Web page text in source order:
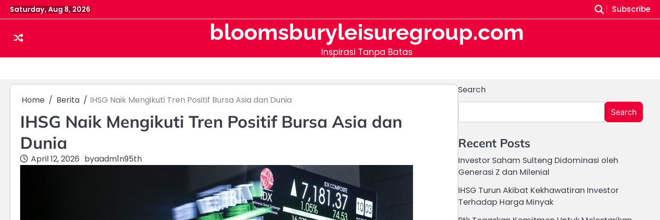
Skip
to
Saturday, Aug 8, 2026 Subscribe
bloomsburyleisuregroup.com
Inspirasi Tanpa Batas
Home Berita IHSG Naik Mengikuti Tren Positif Bursa Asia dan Dunia
IHSG Naik Mengikuti Tren Positif Bursa Asia dan
Dunia
April 12, 2026 byaadm1n95th
Search
Search
Recent Posts
Investor Saham Sulteng Didominasi oleh
Generasi Z dan Milenial
IHSG Turun Akibat Kekhawatiran Investor
Terhadap Harga Minyak